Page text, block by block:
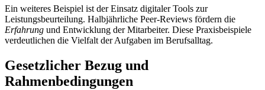
Ein weiteres Beispiel ist der Einsatz digitaler Tools zur
Leistungsbeurteilung. Halbjährliche Peer-Reviews fördern die
Erfahrung und Entwicklung der Mitarbeiter. Diese Praxisbeispiele
verdeutlichen die Vielfalt der Aufgaben im Berufsalltag.
Gesetzlicher Bezug und
Rahmenbedingungen